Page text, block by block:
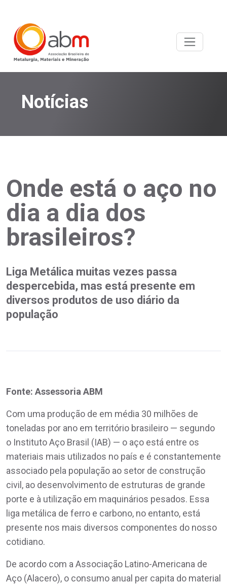
Notícias
Onde está o aço no
dia a dia dos
brasileiros?
Liga Metálica muitas vezes passa
despercebida, mas está presente em
diversos produtos de uso diário da
população
Fonte: Assessoria ABM
Com uma produção de em média 30 milhões de
toneladas por ano em território brasileiro — segundo
o Instituto Aço Brasil (IAB) — o aço está entre os
materiais mais utilizados no país e é constantemente
associado pela população ao setor de construção
civil, ao desenvolvimento de estruturas de grande
porte e à utilização em maquinários pesados. Essa
liga metálica de ferro e carbono, no entanto, está
presente nos mais diversos componentes do nosso
cotidiano.
De acordo com a Associação Latino-Americana de
Aço (Alacero), o consumo anual per capita do material